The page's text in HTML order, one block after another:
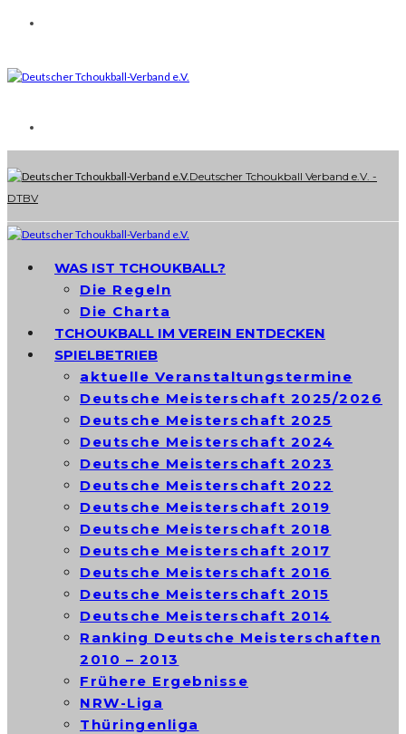
Deutscher Tchoukball Verband e.V. -
DTBV
WAS IST TCHOUKBALL?
Die Regeln
Die Charta
TCHOUKBALL IM VEREIN ENTDECKEN
SPIELBETRIEB
aktuelle Veranstaltungstermine
Deutsche Meisterschaft 2025/2026
Deutsche Meisterschaft 2025
Deutsche Meisterschaft 2024
Deutsche Meisterschaft 2023
Deutsche Meisterschaft 2022
Deutsche Meisterschaft 2019
Deutsche Meisterschaft 2018
Deutsche Meisterschaft 2017
Deutsche Meisterschaft 2016
Deutsche Meisterschaft 2015
Deutsche Meisterschaft 2014
Ranking Deutsche Meisterschaften
2010 – 2013
Frühere Ergebnisse
NRW-Liga
Thüringenliga